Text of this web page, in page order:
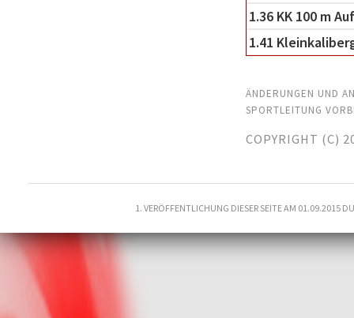
1.36 KK 100 m
1.41
ÄNDERUNGEN UND
SPORTLEITUNG
COPYRIGHT (C)
1. VERÖFFENTLICHUNG DIESER SEITE AM 01.09.2015